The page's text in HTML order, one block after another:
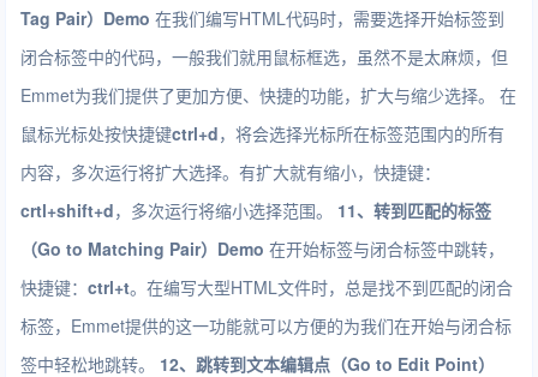
Tag Pair） Demo 在我们编写HTML代码时，需要选择开始标签到
闭合标签中的代码，一般我们就用鼠标框选，虽然不是太麻烦，但
Emmet为我们提供了更加方便、快捷的功能，扩大与缩少选择。 在
鼠标光标处按快捷键ctrl+d，将会选择光标所在标签范围内的所有
内容，多次运行将扩大选择。有扩大就有缩小，快捷键：
crtl+shift+d，多次运行将缩小选择范围。 11、转到匹配的标签
（Go to Matching Pair） Demo 在开始标签与闭合标签中跳转，
快捷键：ctrl+t。在编写大型HTML文件时，总是找不到匹配的闭合
标签，Emmet提供的这一功能就可以方便的为我们在开始与闭合标
签中轻松地跳转。 12、跳转到文本编辑点（Go to Edit Point）